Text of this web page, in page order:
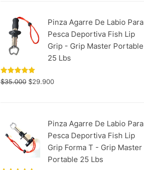
Pinza Agarre De Labio Para
Pesca Deportiva Fish Lip
Grip - Grip Master Portable
25 Lbs
Valorado
con 5.00
$35.000 $29.900
Pinza Agarre De Labio Para
Pesca Deportiva Fish Lip
Grip Forma T - Grip Master
Portable 25 Lbs